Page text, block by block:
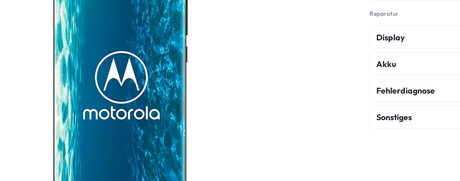
ASUS Phone
Honor
HTC
Huawei
Lenovo
Reparatur
Display
Display Reparatur
Akku
Akku Austausch
Fehlerdiagnose
Fehlerdiagnose
Sonstiges